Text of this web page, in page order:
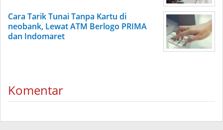
Cara Tarik Tunai Tanpa Kartu di
neobank, Lewat ATM Berlogo PRIMA
dan Indomaret
Komentar